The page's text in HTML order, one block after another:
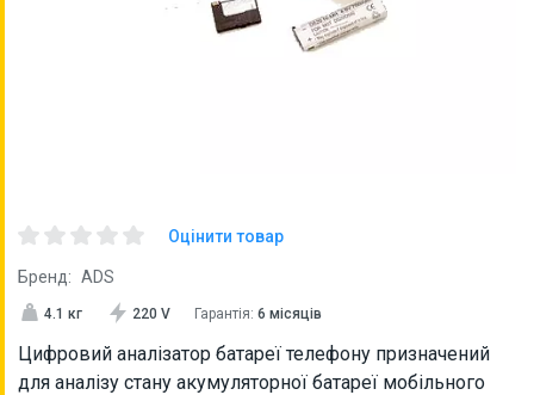
Оцінити товар
Бренд: ADS
4.1 кг 220 V Гарантія: 6 місяців
Цифровий аналізатор батареї телефону призначений
для аналізу стану акумуляторної батареї мобільного